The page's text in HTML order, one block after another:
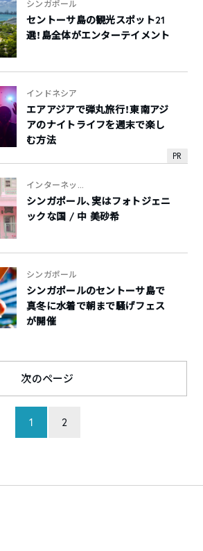
シンガポール
セントーサ島の観光スポット21
選！島全体がエンターテイメント
PR
インドネシア
エアアジアで弾丸旅行！東南アジ
アのナイトライフを週末で楽し
む方法
インターネッ...
シンガポール、実はフォトジェニ
ックな国 / 中 美砂希
シンガポール
シンガポールのセントーサ島で
真冬に水着で朝まで騒げフェス
が開催
1 2
次のページ